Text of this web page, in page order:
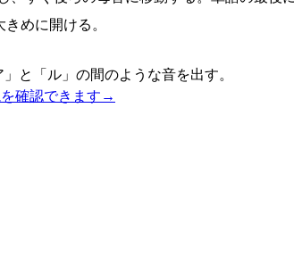
めに開ける。
と「ル」の間のような音を出す。
確認できます →